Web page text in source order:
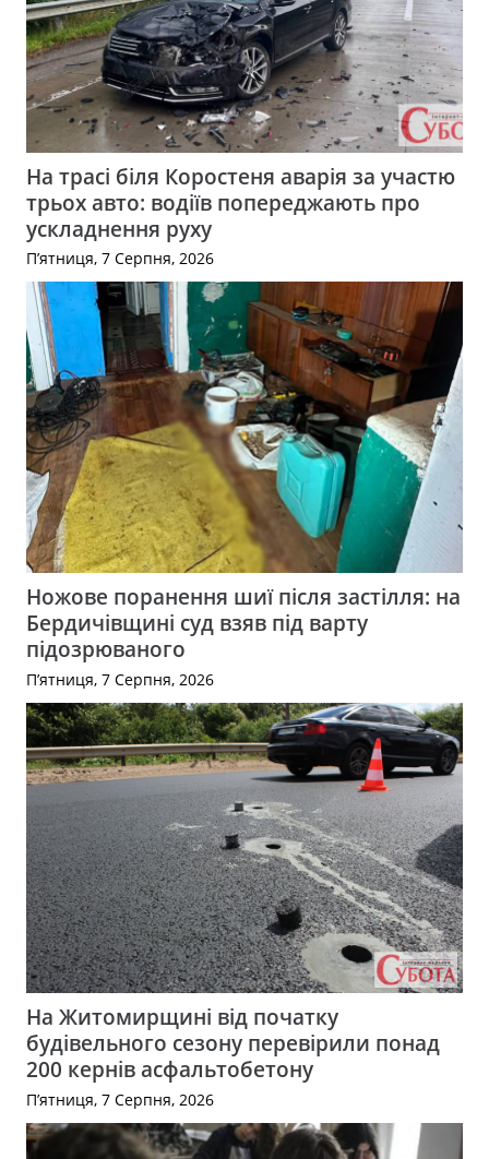
На трасі біля Коростеня аварія за участю
трьох авто: водіїв попереджають про
ускладнення руху
П’ятниця, 7 Серпня, 2026
Ножове поранення шиї після застілля: на
Бердичівщині суд взяв під варту
підозрюваного
П’ятниця, 7 Серпня, 2026
На Житомирщині від початку
будівельного сезону перевірили понад
200 кернів асфальтобетону
П’ятниця, 7 Серпня, 2026